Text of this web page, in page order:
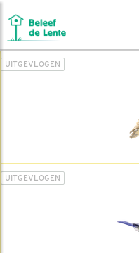
UITGEVLOGEN
UITGEVLOGEN